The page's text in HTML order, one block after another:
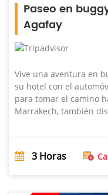
Paseo en
Agafay
Vive una aventura en
su hotel con el
para tomar el camino
Marrakech, también
3 Horas